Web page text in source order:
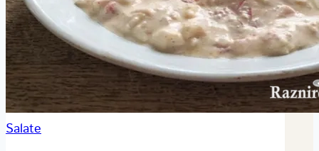
Salate